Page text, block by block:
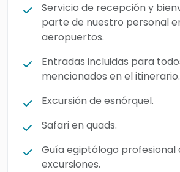
Servicio de recepción y
parte de nuestro personal
aeropuertos.
Entradas incluidas para
mencionados en el itinerario.
Excursión de esnórquel.
Safari en quads.
Guía egiptólogo profesional
excursiones.